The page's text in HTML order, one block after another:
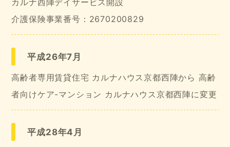
カルナ西陣デイサービス開設
介護保険事業番号：2670200829
平成26年7月
高齢者専用賃貸住宅 カルナハウス京都西陣から 高齢
者向けケア-マンション カルナハウス京都西陣に変更
平成28年4月